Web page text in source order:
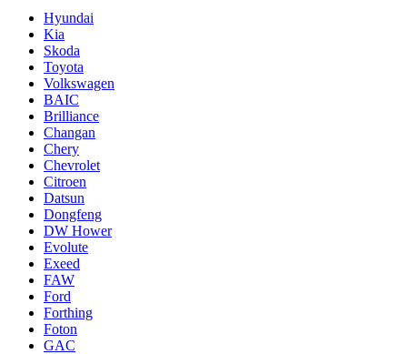
Hyundai
Kia
Skoda
Toyota
Volkswagen
BAIC
Brilliance
Changan
Chery
Chevrolet
Citroen
Datsun
Dongfeng
DW Hower
Evolute
Exeed
FAW
Ford
Forthing
Foton
GAC